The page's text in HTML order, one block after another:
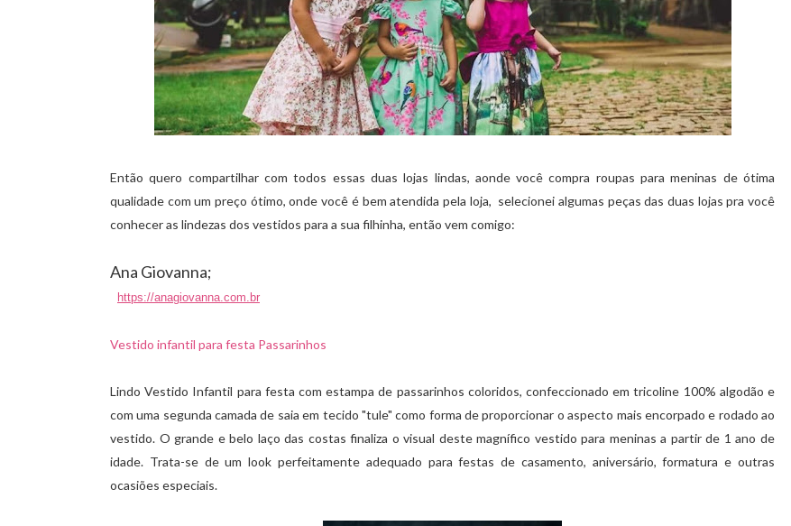
Então quero compartilhar com todos essas duas lojas lindas, aonde você compra roupas para meninas de ótima
qualidade com um preço ótimo, onde você é bem atendida pela loja, selecionei algumas peças das duas lojas pra você
conhecer as lindezas dos vestidos para a sua filhinha, então vem comigo:
Ana Giovanna;
https://anagiovanna.com.br
Vestido infantil para festa Passarinhos
Lindo Vestido Infantil para festa com estampa de passarinhos coloridos, confeccionado em tricoline 100% algodão e
com uma segunda camada de saia em tecido "tule" como forma de proporcionar o aspecto mais encorpado e rodado ao
vestido. O grande e belo laço das costas finaliza o visual deste magnífico vestido para meninas a partir de 1 ano de
idade. Trata-se de um look perfeitamente adequado para festas de casamento, aniversário, formatura e outras
ocasiões especiais.